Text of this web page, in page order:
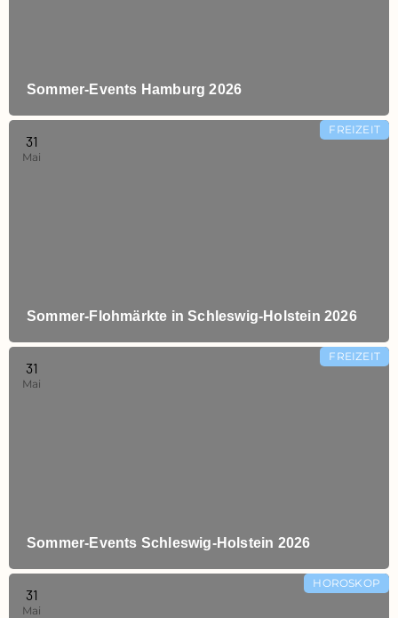
Sommer‑Events Hamburg 2026
Sommer‑Flohmärkte in Schleswig‑Holstein 2026
FREIZEIT
31
Mai
Sommer‑Events Schleswig‑Holstein 2026
FREIZEIT
31
Mai
HOROSKOP
31
Mai